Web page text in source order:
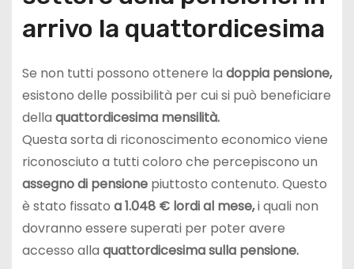
arrivo la quattordicesima
Se non tutti possono ottenere la doppia pensione,
esistono delle possibilità per cui si può beneficiare
della quattordicesima mensilità.
Questa sorta di riconoscimento economico viene
riconosciuto a tutti coloro che percepiscono un
assegno di pensionepiuttosto contenuto. Questo
è stato fissato a 1.048 € lordi al mese,i quali non
dovranno essere superati per poter avere
accesso alla quattordicesima sulla pensione.